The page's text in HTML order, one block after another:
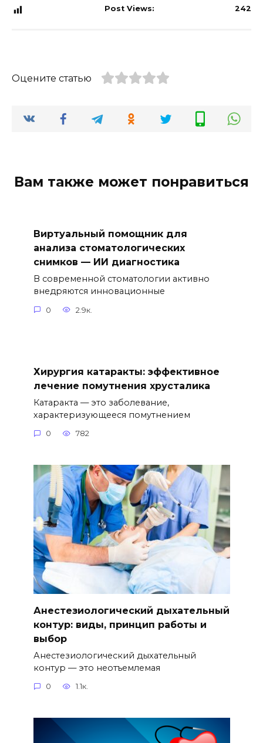
Post Views: 242
Оцените статью
Вам также может понравиться
Виртуальный помощник для
анализа стоматологических
снимков — ИИ диагностика
В современной стоматологии активно
внедряются инновационные
0 2.9к.
Хирургия катаракты: эффективное
лечение помутнения хрусталика
Катаракта — это заболевание,
характеризующееся помутнением
0 782
Анестезиологический дыхательный
контур: виды, принцип работы и
выбор
Анестезиологический дыхательный
контур — это неотъемлемая
0 1.1к.